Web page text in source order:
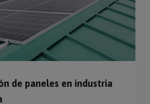
de paneles en industria